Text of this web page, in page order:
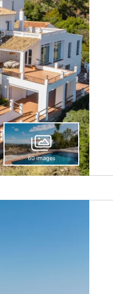
60 images